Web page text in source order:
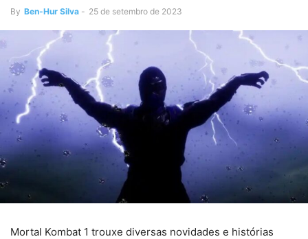
By Ben-Hur Silva - 25 de setembro de 2023
Mortal Kombat 1 trouxe diversas novidades e histórias